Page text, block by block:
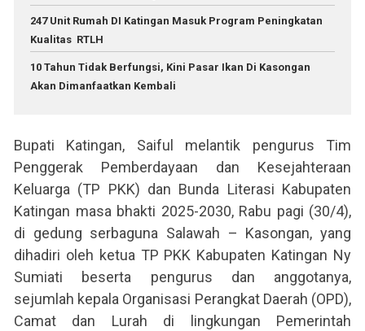
247 Unit Rumah DI Katingan Masuk Program Peningkatan
Kualitas RTLH
10 Tahun Tidak Berfungsi, Kini Pasar Ikan Di Kasongan
Akan Dimanfaatkan Kembali
Bupati Katingan, Saiful melantik pengurus Tim
Penggerak Pemberdayaan dan Kesejahteraan
Keluarga (TP PKK) dan Bunda Literasi Kabupaten
Katingan masa bhakti 2025-2030, Rabu pagi (30/4),
di gedung serbaguna Salawah – Kasongan, yang
dihadiri oleh ketua TP PKK Kabupaten Katingan Ny
Sumiati beserta pengurus dan anggotanya,
sejumlah kepala Organisasi Perangkat Daerah (OPD),
Camat dan Lurah di lingkungan Pemerintah